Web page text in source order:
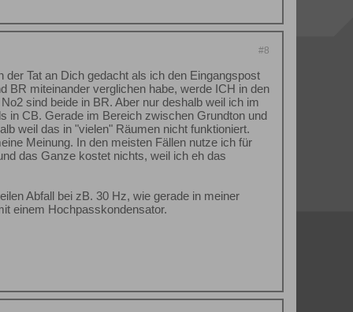
#8
Tat an Dich gedacht als ich den Eingangspost
BR miteinander verglichen habe, werde ICH in den
sind beide in BR. Aber nur deshalb weil ich im
in CB. Gerade im Bereich zwischen Grundton und
weil das in "vielen" Räumen nicht funktioniert.
Meinung. In den meisten Fällen nutze ich für
das Ganze kostet nichts, weil ich eh das
Abfall bei zB. 30 Hz, wie gerade in meiner
einem Hochpasskondensator.